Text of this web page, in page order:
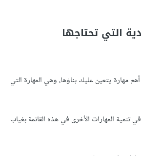
التي تحتاجها
مهارة يتعين عليك بناؤها، وهي المهارة التي
المهارات الأخرى في هذه القائمة بغياب